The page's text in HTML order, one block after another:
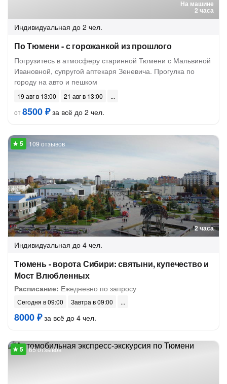
На машине
2 часа
Индивидуальная до 2 чел.
По Тюмени - с горожанкой из прошлого
Погрузитесь в атмосферу старинной Тюмени с Мальвиной
Ивановной, супругой аптекаря Зеневича. Прогулка по
городу на авто и пешком
19 авг в 13:00
21 авг в 13:00
от8500 ₽за всё до 2 чел.
2 часа
109 отзывов
Индивидуальная до 4 чел.
Тюмень - ворота Сибири: святыни, купечество и
Мост Влюбленных
Расписание: Ежедневно по запросу
Сегодня в 09:00 Завтра в 09:00
8000 ₽за всё до 4 чел.
65 отзывов